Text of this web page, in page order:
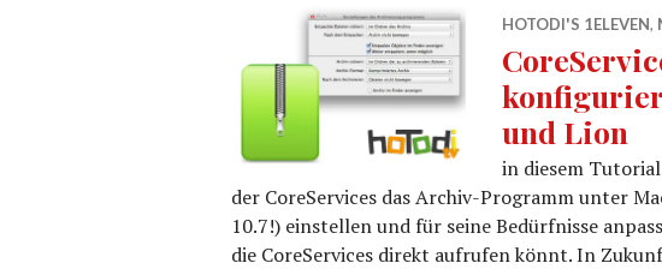
HOTODI'S 1ELEVEN,
und Lion
in diesem
der CoreServices das Archiv-Programm unter
10.7!) einstellen und für seine Bedürfnisse
die CoreServices direkt aufrufen könnt. In